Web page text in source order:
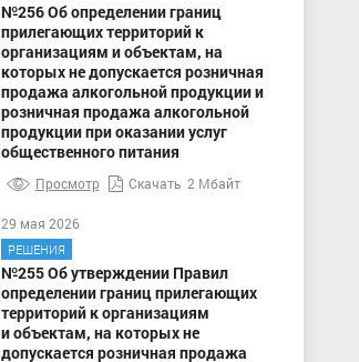
№256 Об определении границ
прилегающих территорий к
организациям и объектам, на
которых не допускается розничная
продажа алкогольной продукции и
розничная продажа алкогольной
продукции при оказании услуг
общественного питания
Просмотр Скачать 2 Мбайт
29 мая 2026
РЕШЕНИЯ
№255 Об утверждении Правил
определении границ прилегающих
территорий к организациям
и объектам, на которых не
допускается розничная продажа